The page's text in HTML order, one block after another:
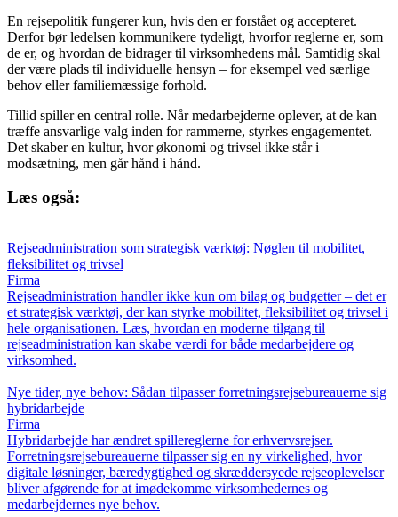
En rejsepolitik fungerer kun, hvis den er forstået og accepteret.
Derfor bør ledelsen kommunikere tydeligt, hvorfor reglerne er, som
de er, og hvordan de bidrager til virksomhedens mål. Samtidig skal
der være plads til individuelle hensyn – for eksempel ved særlige
behov eller familiemæssige forhold.
Tillid spiller en central rolle. Når medarbejderne oplever, at de kan
træffe ansvarlige valg inden for rammerne, styrkes engagementet.
Det skaber en kultur, hvor økonomi og trivsel ikke står i
modsætning, men går hånd i hånd.
Læs også:
Rejseadministration som strategisk værktøj: Nøglen til mobilitet,
fleksibilitet og trivsel
Firma
Rejseadministration handler ikke kun om bilag og budgetter – det er
et strategisk værktøj, der kan styrke mobilitet, fleksibilitet og trivsel i
hele organisationen. Læs, hvordan en moderne tilgang til
rejseadministration kan skabe værdi for både medarbejdere og
virksomhed.
Nye tider, nye behov: Sådan tilpasser forretningsrejsebureauerne sig
hybridarbejde
Firma
Hybridarbejde har ændret spillereglerne for erhvervsrejser.
Forretningsrejsebureauerne tilpasser sig en ny virkelighed, hvor
digitale løsninger, bæredygtighed og skræddersyede rejseoplevelser
bliver afgørende for at imødekomme virksomhedernes og
medarbejdernes nye behov.